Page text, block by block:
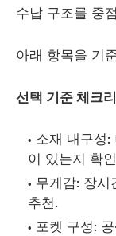
수납 구조를 중
아래 항목을 기
선택 기준 체크
소재 내구성:
이 있는지 확
무게감: 장시
추천.
포켓 구성: